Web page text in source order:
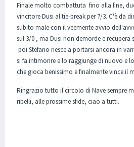
Finale molto combattuta fino alla fine,
vincitore Dusi al tie-break per 7/3. C'è da
subito male con il veemente avvio
sul 3/0 , ma Dusi non demorde e recupera
poi Stefano riesce a portarsi ancora in
si fa intimorire e lo raggiunge di nuovo e
che gioca benissimo e finalmente vince il
Ringrazio tutto il circolo di Nave sempre
ribelli, alle prossime sfide, ciao a tutti.